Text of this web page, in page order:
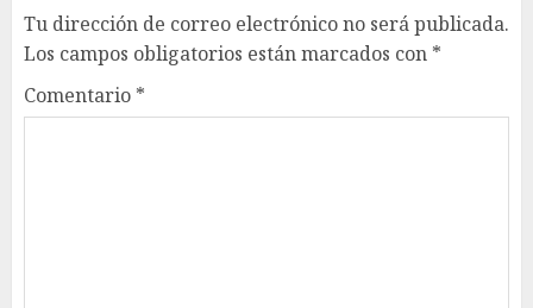
Tu dirección de correo electrónico no será publicada.
Los campos obligatorios están marcados con *
Comentario *